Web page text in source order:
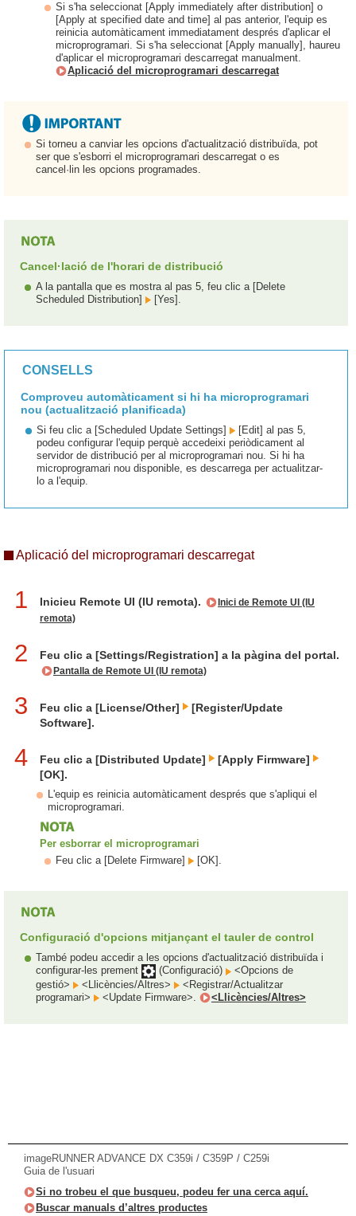
Si s'ha seleccionat [Apply immediately after distribution] o
[Apply at specified date and time] al pas anterior, l'equip es
reinicia automàticament immediatament després d'aplicar el
microprogramari. Si s'ha seleccionat [Apply manually], haureu
d'aplicar el microprogramari descarregat manualment.
Aplicació del microprogramari descarregat
Si torneu a canviar les opcions d'actualització distribuïda, pot
ser que s'esborri el microprogramari descarregat o es
cancel·lin les opcions programades.
Cancel·lació de l'horari de distribució
A la pantalla que es mostra al pas 5, feu clic a [Delete
Scheduled Distribution]
[Yes].
CONSELLS
Comproveu automàticament si hi ha microprogramari
nou (actualització planificada)
Si feu clic a [Scheduled Update Settings]
[Edit] al pas 5,
podeu configurar l'equip perquè accedeixi periòdicament al
servidor de distribució per al microprogramari nou. Si hi ha
microprogramari nou disponible, es descarrega per actualitzar-
lo a l'equip.
Aplicació del microprogramari descarregat
1 Inicieu Remote UI (IU remota).
Inici de Remote UI (IU
remota)
2 Feu clic a [Settings/Registration] a la pàgina del portal.
Pantalla de Remote UI (IU remota)
3 Feu clic a [License/Other]
[Register/Update
Software].
4 Feu clic a [Distributed Update]
[Apply Firmware]
[OK].
L'equip es reinicia automàticament després que s'apliqui el
microprogramari.
Per esborrar el microprogramari
Feu clic a [Delete Firmware]
[OK].
Configuració d'opcions mitjançant el tauler de control
També podeu accedir a les opcions d'actualització distribuïda i
configurar-les prement
(Configuració)
<Opcions de
gestió>
<Llicències/Altres>
<Registrar/Actualitzar
programari>
<Update Firmware>. <Llicències/Altres>
imageRUNNER ADVANCE DX C359i / C359P / C259i
Guia de l'usuari
Si no trobeu el que busqueu, podeu fer una cerca aquí.
Buscar manuals d’altres productes